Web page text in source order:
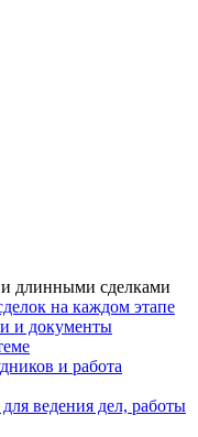
длинными сделками
на каждом этапе
и документы
и работа
ведения дел, работы